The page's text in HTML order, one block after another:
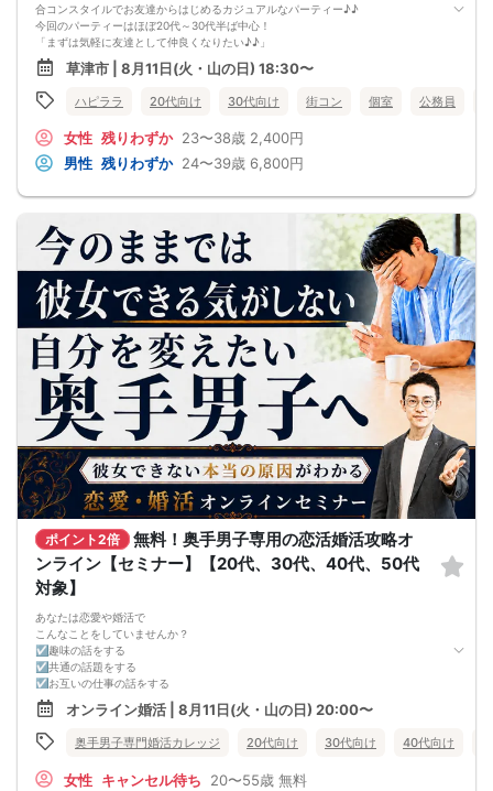
合コンスタイルでお友達からはじめるカジュアルなパーティー♪♪
今回のパーティーはほぼ20代～30代半ば中心！
「まずは気軽に友達として仲良くなりたい♪♪」
「気になる方とカフェや納涼デートに行ってみたい♪♪」
「良きパートナーを見つけたい♪♪」
そんなあなたにぴったりのコンパ風な出会いイベントをご用意しました♪
学生時代に経験した！？なにか懐かしいこのコンパの雰囲気・・・！
「ちょうどいい距離感」から始めませんか？
清潔感のあるお店で気にせずお話を楽しめます。
落ち着いた雰囲気の中で、リラックスしてお話しできるのが魅力なんです♪♪
美味しいドリンクをサービス♡（ソフトドリンク・ノンアルカクテル・カクテ
ル・ビール等♪♪）
連絡先交換自由♪♪ 次に繋がりやすい♪♪
【お支払い方法】
当日現金払い♪
楽々♪クレジット払い♪
＜申込画面でいずれかを選択ください＞
※お申し込み後、即時でお客様のお席を確保しています♪
規定のキャンセルポリシーが適用されます。ご確認の上、お申込み願います。
男女調整・お席の確保等を行っております運営都合上、ご理解をお願いします。
【会場での受付】
10分前より受付♪
【必ずご確認くださいませ】
開催中のマスク着用は任意とさせていただきます。
草津市 | 8月11日(火・山の日) 18:30〜
ハピララ 20代向け 30代向け 街コン 個室 公務員
女性 残りわずか 23〜38歳 2,400円
男性 残りわずか 24〜39歳 6,800円
ポイント2倍
無料！奥手男子専用の恋活婚活攻略オ
ンライン【セミナー】【20代、30代、40代、50代
対象】
あなたは恋愛や婚活で
こんなことをしていませんか？
☑趣味の話をする
☑共通の話題をする
☑お互いの仕事の話をする
☑家族や将来について話をする
☑食事の話をする
☑好印象に思ってもらうために
頑張って褒める
これらすべて、
オンライン婚活 | 8月11日(火・山の日) 20:00〜
奥手男子専門婚活カレッジ 20代向け 30代向け 40代向け
女性 キャンセル待ち 20〜55歳 無料